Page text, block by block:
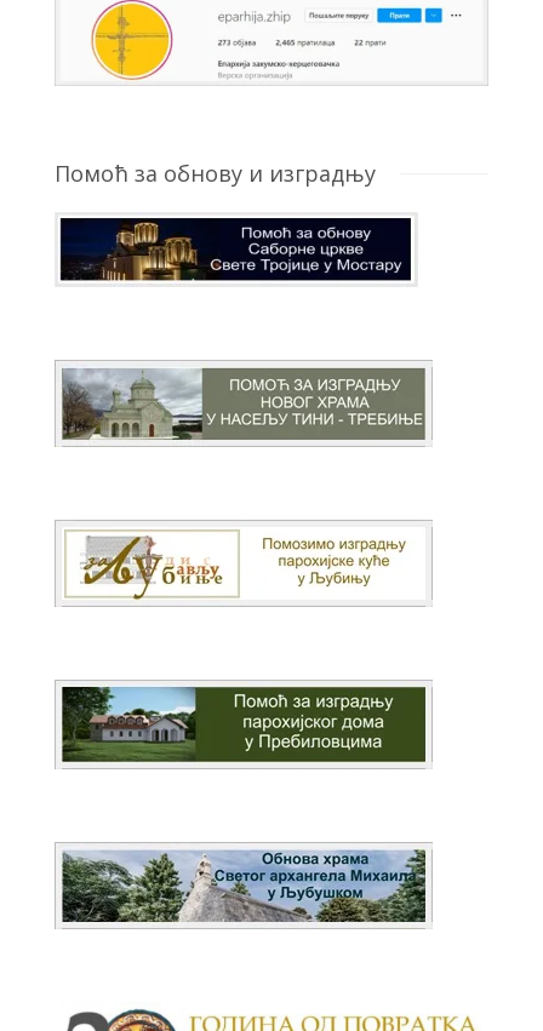
Помоћ за обнову и изградњу